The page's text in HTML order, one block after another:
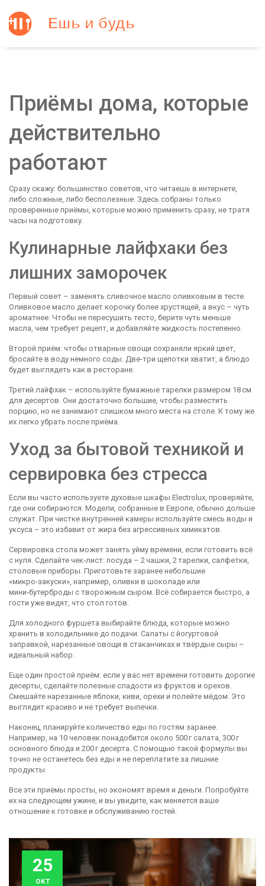
Приёмы дома, которые
действительно
работают
Сразу скажу: большинство советов, что читаешь в интернете,
либо сложные, либо бесполезные. Здесь собраны только
проверенные приёмы, которые можно применить сразу, не тратя
часы на подготовку.
Кулинарные лайфхаки без
лишних заморочек
Первый совет – заменять сливочное масло оливковым в тесте.
Оливковое масло делает корочку более хрустящей, а вкус – чуть
ароматнее. Чтобы не пересушить тесто, берите чуть меньше
масла, чем требует рецепт, и добавляйте жидкость постепенно.
Второй приём: чтобы отварные овощи сохраняли яркий цвет,
бросайте в воду немного соды. Две‑три щепотки хватит, а блюдо
будет выглядеть как в ресторане.
Третий лайфхак – используйте бумажные тарелки размером 18 см
для десертов. Они достаточно большие, чтобы разместить
порцию, но не занимают слишком много места на столе. К тому же
их легко убрать после приёма.
Уход за бытовой техникой и
сервировка без стресса
Если вы часто используете духовые шкафы Electrolux, проверяйте,
где они собираются. Модели, собранные в Европе, обычно дольше
служат. При чистке внутренней камеры используйте смесь воды и
уксуса – это избавит от жира без агрессивных химикатов.
Сервировка стола может занять уйму времени, если готовить всё
с нуля. Сделайте чек‑лист: посуда – 2 чашки, 2 тарелки, салфетки,
столовые приборы. Приготовьте заранее небольшие
«микро‑закуски», например, оливки в шоколаде или
мини‑бутерброды с творожным сыром. Всё собирается быстро, а
гости уже видят, что стол готов.
Для холодного фуршета выбирайте блюда, которые можно
хранить в холодильнике до подачи. Салаты с йогуртовой
заправкой, нарезанные овощи в стаканчиках и твёрдые сыры –
идеальный набор.
Еще один простой приём: если у вас нет времени готовить дорогие
десерты, сделайте полезные сладости из фруктов и орехов.
Смешайте нарезанные яблоки, киви, орехи и полейте мёдом. Это
выглядит красиво и не требует выпечки.
Наконец, планируйте количество еды по гостям заранее.
Например, на 10 человек понадобится около 500 г салата, 300 г
основного блюда и 200 г десерта. С помощью такой формулы вы
точно не останетесь без еды и не переплатите за лишние
продукты.
Все эти приёмы просты, но экономят время и деньги. Попробуйте
их на следующем ужине, и вы увидите, как меняется ваше
отношение к готовке и обслуживанию гостей.
25
окт